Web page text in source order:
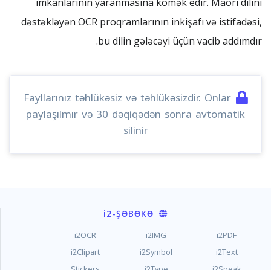
dəstəkləyən OCR proqramlarının inkişafı və istifadəsi,
bu dilin gələcəyi üçün vacib addımdır.
Fayllarınız təhlükəsiz və təhlükəsizdir. Onlar
paylaşılmır və 30 dəqiqədən sonra avtomatik
silinir
i2-ŞƏBƏKƏ
i2PDF
i2IMG
i2OCR
i2Text
i2Symbol
i2Clipart